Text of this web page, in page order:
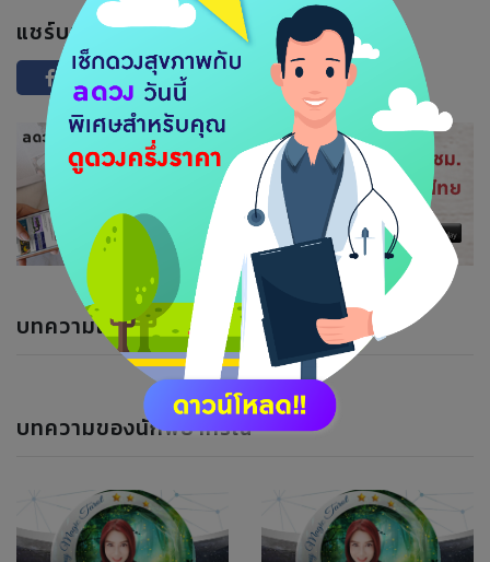
แชร์บทความนี้ :
บทความแนะนำ
บทความของนักพยากรณ์